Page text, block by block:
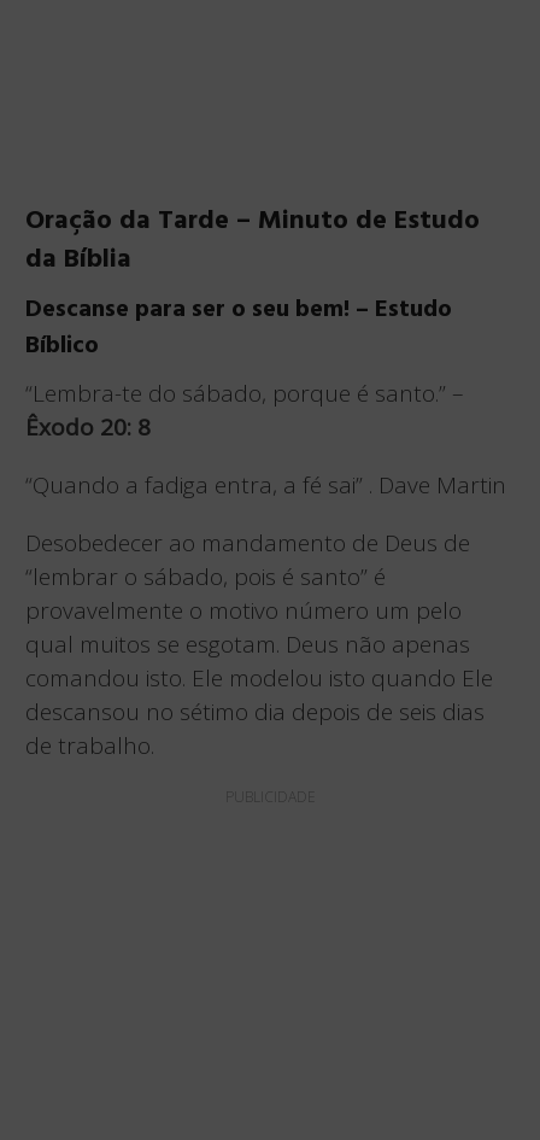
Oração da Tarde – Minuto de Estudo
da Bíblia
Descanse para ser o seu bem! – Estudo
Bíblico
“Lembra-te do sábado, porque é santo.” –
Êxodo 20: 8
“Quando a fadiga entra, a fé sai” . Dave Martin
Desobedecer ao mandamento de Deus de
“lembrar o sábado, pois é santo” é
provavelmente o motivo número um pelo
qual muitos se esgotam. Deus não apenas
comandou isto. Ele modelou isto quando Ele
descansou no sétimo dia depois de seis dias
de trabalho.
PUBLICIDADE